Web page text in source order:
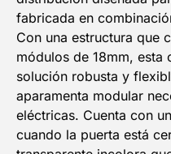
fabricada en
Con una estructura que
módulos de 18mm, esta
solución robusta y
aparamenta modular
eléctricas. Cuenta con
cuando la puerta está
5%
EN TU